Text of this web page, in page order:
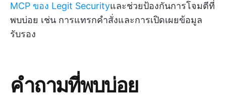
MCP ของ Legit Securityและช่วยป้องกันการโจมตีที่
พบบ่อย เช่น การแทรกคำสั่งและการเปิดเผยข้อมูล
รับรอง
คำถามที่พบบ่อย